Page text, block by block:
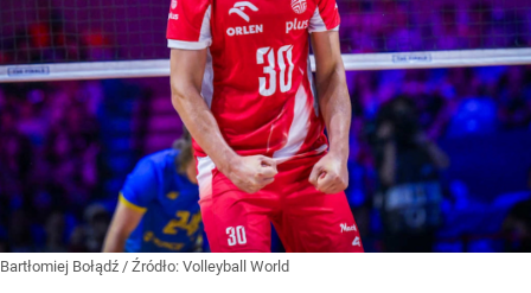
Bartłomiej Bołądź / Źródło: Volleyball World